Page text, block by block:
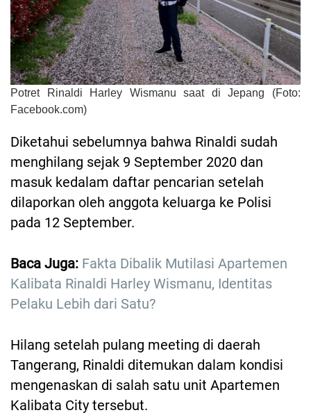
Potret Rinaldi Harley Wismanu saat di Jepang (Foto:
Facebook.com)
Diketahui sebelumnya bahwa Rinaldi sudah
menghilang sejak 9 September 2020 dan
masuk kedalam daftar pencarian setelah
dilaporkan oleh anggota keluarga ke Polisi
pada 12 September.
Baca Juga: Fakta Dibalik Mutilasi Apartemen
Kalibata Rinaldi Harley Wismanu, Identitas
Pelaku Lebih dari Satu?
Hilang setelah pulang meeting di daerah
Tangerang, Rinaldi ditemukan dalam kondisi
mengenaskan di salah satu unit Apartemen
Kalibata City tersebut.